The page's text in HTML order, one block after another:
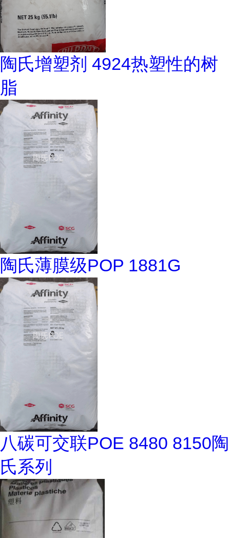
陶氏增塑剂 4924热塑性的树
脂
陶氏薄膜级POP 1881G
八碳可交联POE 8480 8150陶
氏系列